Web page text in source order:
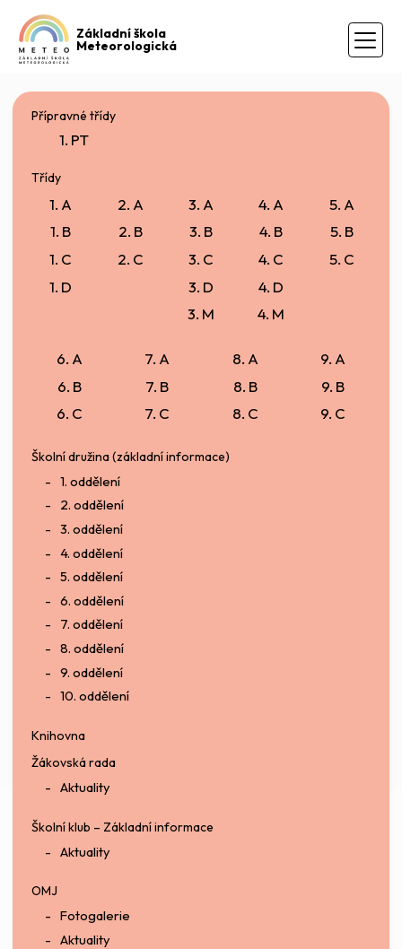
Základní škola
Meteorologická
Přípravné třídy
1. PT
Třídy
1. A
1. B
1. C
1. D
2. A
2. B
2. C
3. A
3. B
3. C
3. D
3. M
4. A
4. B
4. C
4. D
4. M
5. A
5. B
5. C
6. A
6. B
6. C
7. A
7. B
7. C
8. A
8. B
8. C
9. A
9. B
9. C
Školní družina (základní informace)
1. oddělení
2. oddělení
3. oddělení
4. oddělení
5. oddělení
6. oddělení
7. oddělení
8. oddělení
9. oddělení
10. oddělení
Knihovna
Žákovská rada
Aktuality
Školní klub – Základní informace
Aktuality
OMJ
Fotogalerie
Aktuality